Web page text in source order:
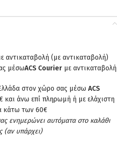
αντικαταβολή (με αντικαταβολή)
μέσωACS Courier με αντικαταβολή
στον χώρο σας μέσω ACS
και άνω επί πληρωμή ή με ελάχιστη
κάτω των 60€
ενημερώνει αυτόματα στο καλάθι
(αν υπάρχει)